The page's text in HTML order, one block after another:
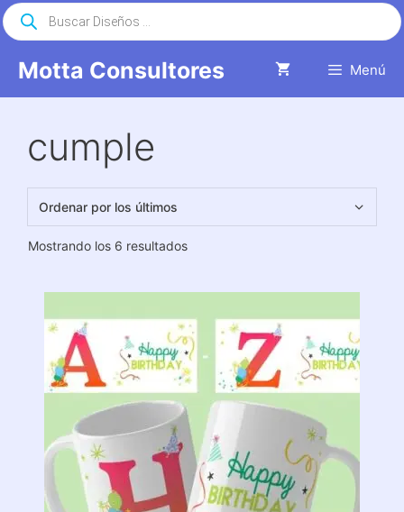
Saltar
al
Motta Consultores Menú
Búsqueda
de
productos
cumple
Mostrando los 6 resultadosOrdenado